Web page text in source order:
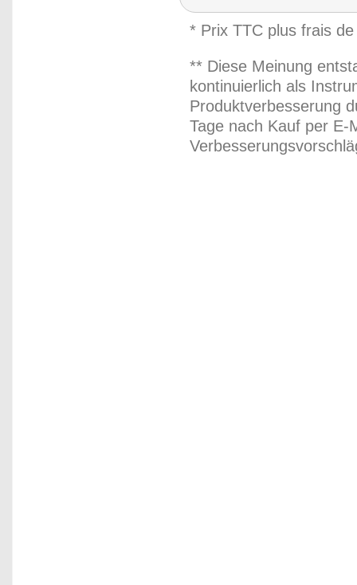
* Prix TTC plus frais
** Diese Meinung
kontinuierlich als
Produktverbesserung
Tage nach Kauf per E-